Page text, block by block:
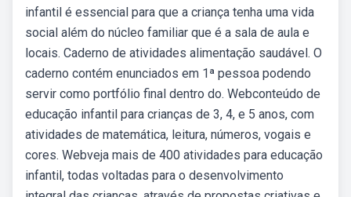
infantil é essencial para que a criança tenha uma vida
social além do núcleo familiar que é a sala de aula e
locais. Caderno de atividades alimentação saudável. O
caderno contém enunciados em 1ª pessoa podendo
servir como portfólio final dentro do. Webconteúdo de
educação infantil para crianças de 3, 4, e 5 anos, com
atividades de matemática, leitura, números, vogais e
cores. Webveja mais de 400 atividades para educação
infantil, todas voltadas para o desenvolvimento